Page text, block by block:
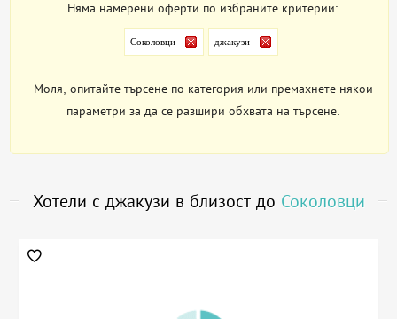
Няма намерени оферти по избраните критерии:
Соколовци джакузи
Моля, опитайте търсене по категория или премахнете някои
параметри за да се разшири обхвата на търсене.
Хотели с джакузи в близост до Соколовци